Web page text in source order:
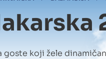
goste koji žele